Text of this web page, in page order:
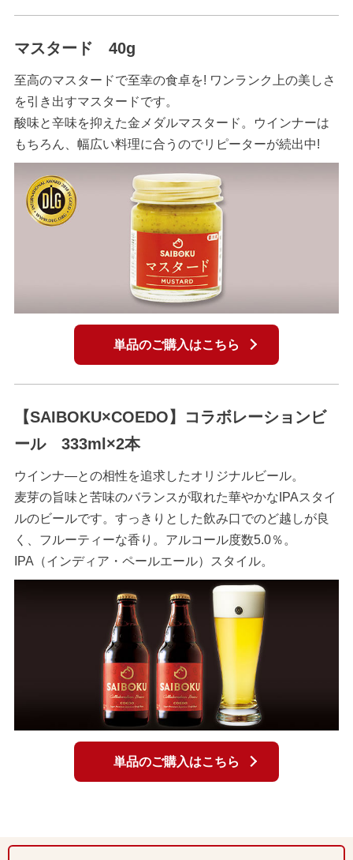
マスタード 40g
至高のマスタードで至幸の食卓を! ワンランク上の美しさ
を引き出すマスタードです。
酸味と辛味を抑えた金メダルマスタード。ウインナーは
もちろん、幅広い料理に合うのでリピーターが続出中!
単品のご購入はこちら
【SAIBOKU×COEDO】コラボレーションビ
ール 333ml×2本
ウインナ―との相性を追求したオリジナルビール。
麦芽の旨味と苦味のバランスが取れた華やかなIPAスタイ
ルのビールです。すっきりとした飲み口でのど越しが良
く、フルーティーな香り。アルコール度数5.0％。
IPA（インディア・ペールエール）スタイル。
単品のご購入はこちら